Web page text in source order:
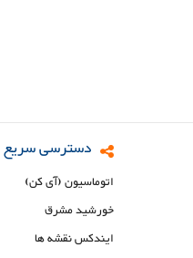
دسترسی سریع
اتوماسیون (آی کن)
خورشید مشرق
ایندکس نقشه ها